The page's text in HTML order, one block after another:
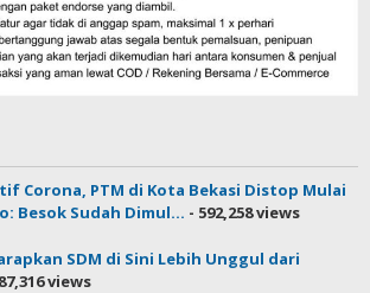
Corona, PTM di Kota Bekasi Distop Mulai
Besok Sudah Dimul... - 592,258 views
SDM di Sini Lebih Unggul dari
views